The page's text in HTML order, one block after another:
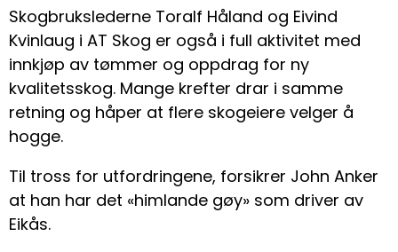
Skogbrukslederne Toralf Håland og Eivind
Kvinlaug i AT Skog er også i full aktivitet med
innkjøp av tømmer og oppdrag for ny
kvalitetsskog. Mange krefter drar i samme
retning og håper at flere skogeiere velger å
hogge.
Til tross for utfordringene, forsikrer John Anker
at han har det «himlande gøy» som driver av
Eikås.